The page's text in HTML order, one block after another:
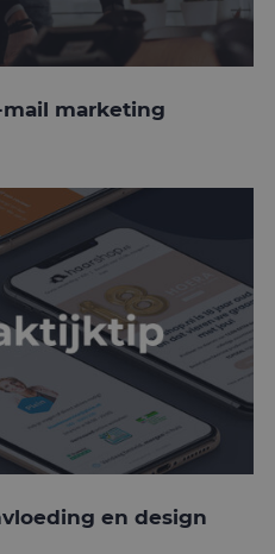
marketing
en design